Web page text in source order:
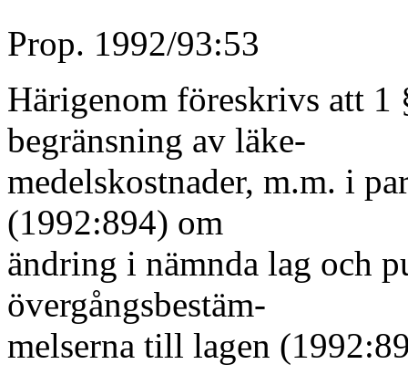
Prop. 1992/93:53
Härigenom föreskrivs att 1
begränsning av läke-
medelskostnader, m.m. i
(1992:894) om
ändring i nämnda lag och
övergångsbestäm-
melserna till lagen